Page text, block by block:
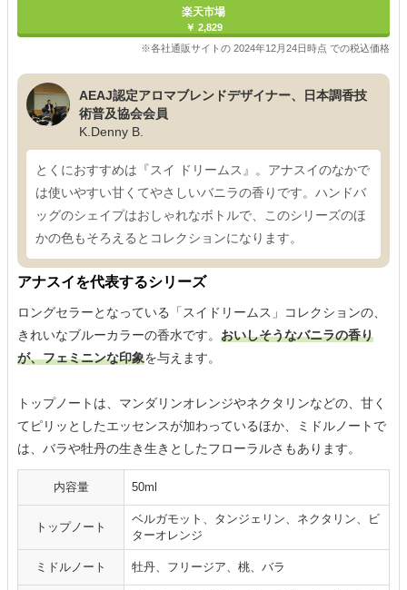
楽天市場
￥ 2,829
※各社通販サイトの 2024年12月24日時点 での税込価格
AEAJ認定アロマブレンドデザイナー、日本調香技
術普及協会会員
K.Denny B.
とくにおすすめは『スイ ドリームス』。アナスイのなかで
は使いやすい甘くてやさしいバニラの香りです。ハンドバ
ッグのシェイプはおしゃれなボトルで、このシリーズのほ
かの色もそろえるとコレクションになります。
アナスイを代表するシリーズ
ロングセラーとなっている「スイドリームス」コレクションの、
きれいなブルーカラーの香水です。 おいしそうなバニラの香り
が、フェミニンな印象を与えます。
トップノートは、マンダリンオレンジやネクタリンなどの、甘く
てピリッとしたエッセンスが加わっているほか、ミドルノートで
は、バラや牡丹の生き生きとしたフローラルさもあります。
内容量 50ml
トップノート
ベルガモット、タンジェリン、ネクタリン、ビ
ターオレンジ
ミドルノート 牡丹、フリージア、桃、バラ